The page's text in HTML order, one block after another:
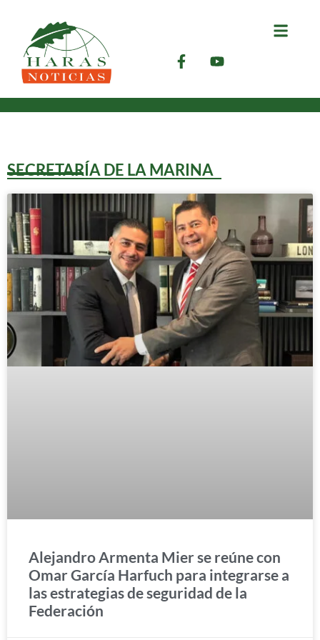
SECRETARÍA DE LA MARINA
Alejandro Armenta Mier se reúne con
Omar García Harfuch para integrarse a
las estrategias de seguridad de la
Federación